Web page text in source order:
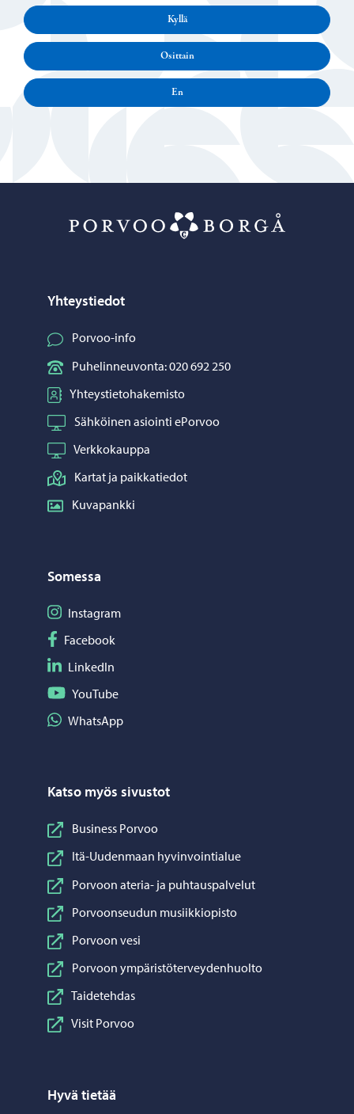
Kyllä
Osittain
En
Yhteystiedot
Porvoo-info
Puhelinneuvonta: 020 692 250
Yhteystietohakemisto
Sähköinen asiointi ePorvoo
Verkkokauppa
Kartat ja paikkatiedot
Kuvapankki
Somessa
Seuraa Instagram
Instagram
Seuraa Facebook
Facebook
Seuraa LinkedIn
LinkedIn
Seuraa YouTube
YouTube
Jaa WhatsApp
WhatsApp
Katso myös sivustot
Business Porvoo
Itä-Uudenmaan hyvinvointialue
Porvoon ateria- ja puhtauspalvelut
Porvoonseudun musiikkiopisto
Porvoon vesi
Porvoon ympäristöterveydenhuolto
Taidetehdas
Visit Porvoo
Hyvä tietää